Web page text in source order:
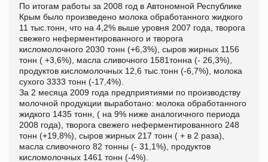
По итогам работы за 2008 год в Автономной Республике
Крым было произведено молока обработанного жидкого
11 тыс.тонн, что на 4,2% выше уровня 2007 года, творога
свежего неферментированного и творога
кисломолочного 2030 тонн (+6,3%), сыров жирных 1156
тонн ( +3,6%), масла сливочного 1581тонна (- 26,3%),
продуктов кисломолочных 12,6 тыс.тонн (-6,7%), молока
сухого 3333 тонн (-17,4%).
За 2 месяца 2009 года предприятиями по производству
молочной продукции выработано: молока обработанного
жидкого 1435 тонн, ( на 9% ниже аналогичного периода
2008 года), творога свежего неферментированного 248
тонн (+19,8%), сыров жирных 217 тонн ( + в 2 раза),
масла сливочного 82 тонны (- 31,1%), продуктов
кисломолочных 1461 тонн (-4%).